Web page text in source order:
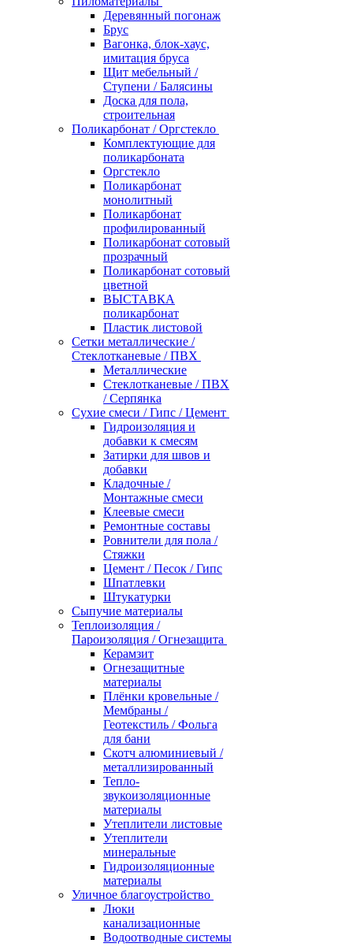
Деревянный погонаж
Брус
Вагонка, блок-хаус,
имитация бруса
Щит мебельный /
Ступени / Балясины
Доска для пола,
строительная
Поликарбонат / Оргстекло
Комплектующие для
поликарбоната
Оргстекло
Поликарбонат
монолитный
Поликарбонат
профилированный
Поликарбонат сотовый
прозрачный
Поликарбонат сотовый
цветной
ВЫСТАВКА
поликарбонат
Пластик листовой
Сетки металлические /
Стеклотканевые / ПВХ
Металлические
Стеклотканевые / ПВХ
/ Серпянка
Сухие смеси / Гипс / Цемент
Гидроизоляция и
добавки к смесям
Затирки для швов и
добавки
Кладочные /
Монтажные смеси
Клеевые смеси
Ремонтные составы
Ровнители для пола /
Стяжки
Цемент / Песок / Гипс
Шпатлевки
Штукатурки
Сыпучие материалы
Теплоизоляция /
Пароизоляция / Огнезащита
Керамзит
Огнезащитные
материалы
Плёнки кровельные /
Мембраны /
Геотекстиль / Фольга
для бани
Скотч алюминиевый /
металлизированный
Тепло-
звукоизоляционные
материалы
Утеплители листовые
Утеплители
минеральные
Гидроизоляционные
материалы
Уличное благоустройство
Люки
канализационные
Водоотводные системы